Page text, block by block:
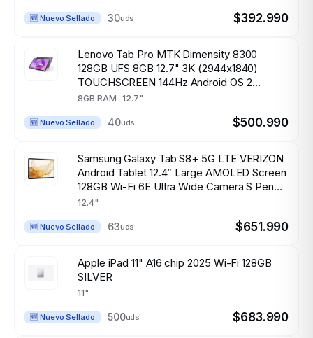
🆕 Nuevo Sellado 30uds $392.990
Lenovo Tab Pro MTK Dimensity 8300
128GB UFS 8GB 12.7" 3K (2944x1840)
TOUCHSCREEN 144Hz Android OS 2
Cameras LUNA GREY FP Reader Tab Pen
8GB RAM · 12.7"
🆕 Nuevo Sellado 40uds $500.990
Samsung Galaxy Tab S8+ 5G LTE VERIZON
Android Tablet 12.4” Large AMOLED Screen
128GB Wi-Fi 6E Ultra Wide Camera S Pen
Included Long Lasting Battery, GRAPHITE
12.4"
🆕 Nuevo Sellado 63uds $651.990
Apple iPad 11" A16 chip 2025 Wi-Fi 128GB
SILVER
11"
🆕 Nuevo Sellado 500uds $683.990